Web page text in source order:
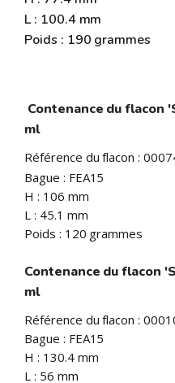
L : 100.4 mm
Poids : 190 grammes
Contenance du flacon
ml
Référence du flacon :
Bague : FEA15
H : 106 mm
L : 45.1 mm
Poids : 120 grammes
Contenance du flacon
ml
Référence du flacon :
Bague : FEA15
H : 130.4 mm
L : 56 mm